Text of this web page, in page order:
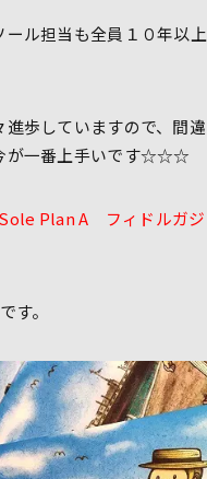
ール担当も全員１０年以
進歩していますので、間
が一番上手いです☆☆☆
Plan A フィドルガ
す。